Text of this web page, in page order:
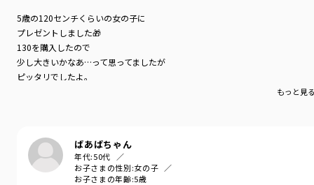
5歳の120センチくらいの女の子に
プレゼントしました🎁
130を購入したので
少し大きいかなあ…って思ってましたが
ピッタリでしたよ。
もっと見
ばあばちゃん
年代:50代
お子さまの性別:女の子
お子さまの年齢:5歳